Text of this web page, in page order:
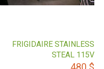
FRIGIDAIRE STAINLESS
STEAL 115V